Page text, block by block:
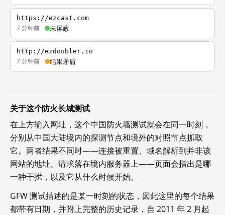
https://ezcast.com
7 分钟前 未屏蔽
http://ezdoubler.io
7 分钟前 结果矛盾
关于这个防火长城测试
在上方输入网址，这个中国防火墙测试就会在同一时刻，
分别从中国大陆境内的探测节点和境外的对照节点抓取
它。两者结果不同时——连接被重置、域名解析到并非该
网站的地址、请求落在境内服务器上——页面会指出是哪
一种干扰，以及它从什么时候开始。
GFW 测试描述的是某一时刻的状态，因此这里的每个结果
都带有日期，并附上完整的历史记录，自 2011 年 2 月起